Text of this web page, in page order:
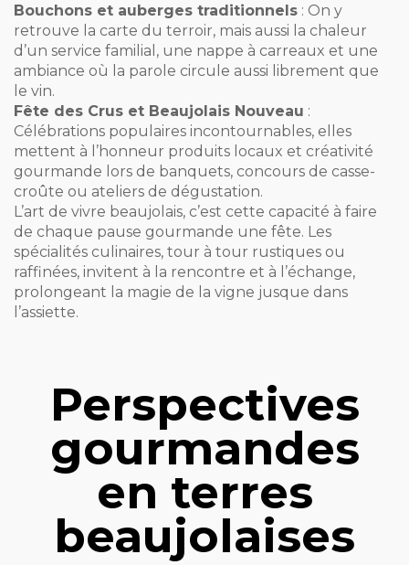
Bouchons et auberges traditionnels : On y
retrouve la carte du terroir, mais aussi la chaleur
d’un service familial, une nappe à carreaux et une
ambiance où la parole circule aussi librement que
le vin.
Fête des Crus et Beaujolais Nouveau :
Célébrations populaires incontournables, elles
mettent à l’honneur produits locaux et créativité
gourmande lors de banquets, concours de casse-
croûte ou ateliers de dégustation.
L’art de vivre beaujolais, c’est cette capacité à faire
de chaque pause gourmande une fête. Les
spécialités culinaires, tour à tour rustiques ou
raffinées, invitent à la rencontre et à l’échange,
prolongeant la magie de la vigne jusque dans
l’assiette.
Perspectives
gourmandes
en terres
beaujolaises